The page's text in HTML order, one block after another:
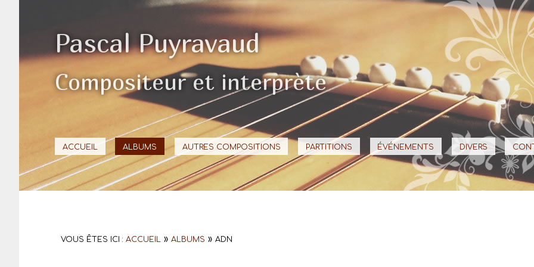
Pascal Puyravaud
Compositeur et interprète
ACCUEIL ALBUMS AUTRES COMPOSITIONS PARTITIONS ÉVÉNEMENTS DIVERS
VOUS ÊTES ICI : ACCUEIL » ALBUMS » ADN